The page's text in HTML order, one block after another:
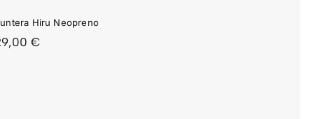
Hiru Neopreno
€